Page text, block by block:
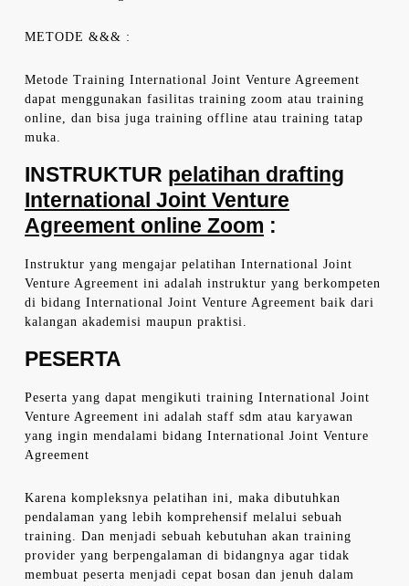
METODE &&& :
Metode Training International Joint Venture Agreement
dapat menggunakan fasilitas training zoom atau training
online, dan bisa juga training offline atau training tatap
muka.
INSTRUKTUR pelatihan drafting
International Joint Venture
Agreement online Zoom :
Instruktur yang mengajar pelatihan International Joint
Venture Agreement ini adalah instruktur yang berkompeten
di bidang International Joint Venture Agreement baik dari
kalangan akademisi maupun praktisi.
PESERTA
Peserta yang dapat mengikuti training International Joint
Venture Agreement ini adalah staff sdm atau karyawan
yang ingin mendalami bidang International Joint Venture
Agreement
Karena kompleksnya pelatihan ini, maka dibutuhkan
pendalaman yang lebih komprehensif melalui sebuah
training. Dan menjadi sebuah kebutuhan akan training
provider yang berpengalaman di bidangnya agar tidak
membuat peserta menjadi cepat bosan dan jenuh dalam